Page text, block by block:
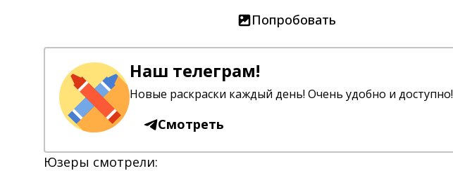
Попробовать
Наш телеграм!
Новые раскраски каждый день! Очень удобно и доступно!
Смотреть
Юзеры смотрели: